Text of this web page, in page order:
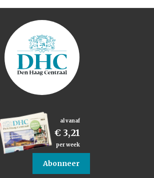
al vanaf
€ 3,21
per week
Abonneer